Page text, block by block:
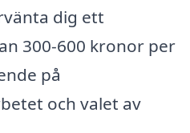
dig ett
300-600 kronor per
på
och valet av